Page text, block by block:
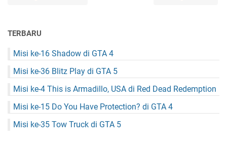
TERBARU
Misi ke-16 Shadow di GTA 4
Misi ke-36 Blitz Play di GTA 5
Misi ke-4 This is Armadillo, USA di Red Dead Redemption
Misi ke-15 Do You Have Protection? di GTA 4
Misi ke-35 Tow Truck di GTA 5